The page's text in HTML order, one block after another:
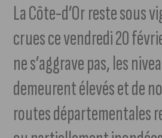
La Côte-d’Or reste sous
crues ce vendredi 20
ne s’aggrave pas, les
demeurent élevés et de
routes départementales